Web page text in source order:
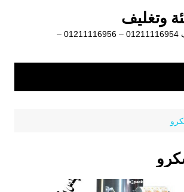
وتغليف
ماكينات تعبئة وتغليف 01211116954 – 01211116956 –